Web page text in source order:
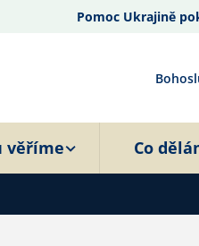
Pomoc Ukrajině
věříme Co